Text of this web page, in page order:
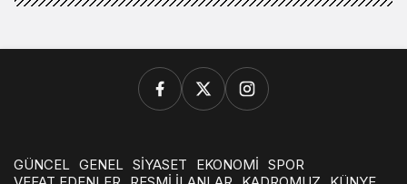
GÜNCEL GENEL SİYASET EKONOMİ SPOR